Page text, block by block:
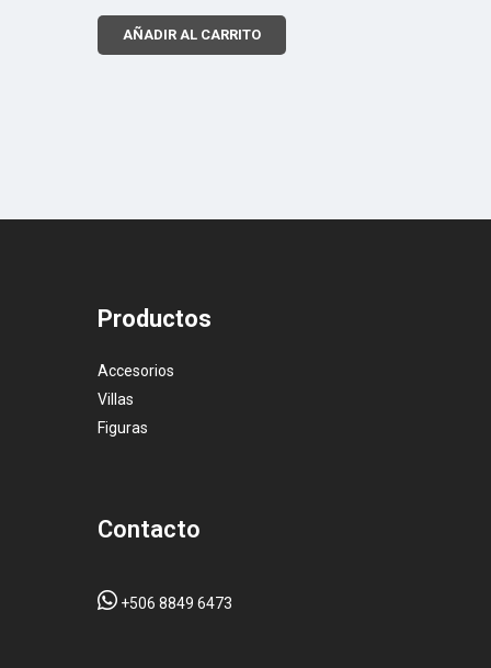
AÑADIR AL CARRITO
Productos
Accesorios
Villas
Figuras
Contacto
+506 8849 6473